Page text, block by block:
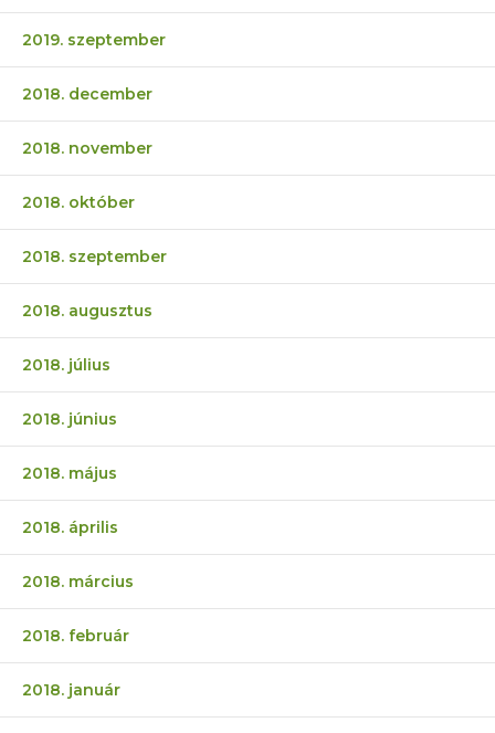
2019. szeptember
2018. december
2018. november
2018. október
2018. szeptember
2018. augusztus
2018. július
2018. június
2018. május
2018. április
2018. március
2018. február
2018. január